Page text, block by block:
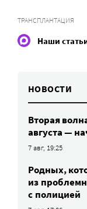
ТРАНСПЛАНТАЦИЯ
Наши
НОВОСТИ
Вторая
августа —
7 авг, 19:25
Родных,
из
с полицией